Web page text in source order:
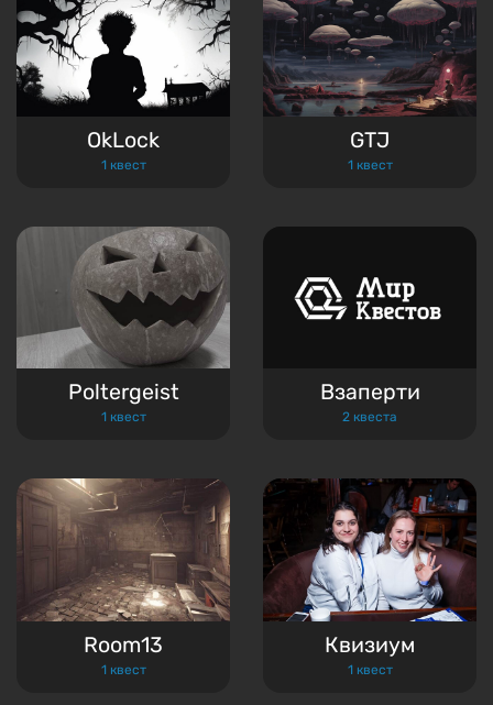
OkLock
1 квест
GTJ
1 квест
Poltergeist
1 квест
Взаперти
2 квеста
Room13
1 квест
Квизиум
1 квест